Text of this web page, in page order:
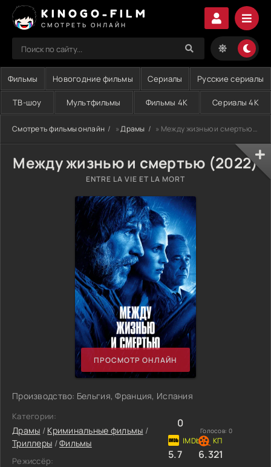
KINOGO-FILM
СМОТРЕТЬ ОНЛАЙН
Фильмы Новогодние фильмы Сериалы Русские сериалы
ТВ-шоу Мультфильмы Фильмы 4K Сериалы 4K
Смотреть фильмы онлайн »Драмы » Между жизнью и смертью (2022)
Между жизнью и смертью (2022)
ENTRE LA VIE ET LA MORT
ПРОСМОТР ОНЛАЙН
Производство: Бельгия, Франция, Испания
Категории:
Драмы / Криминальные фильмы /
Триллеры /Фильмы
Режиссёр:
0
Голосов: 0
5.7 6.321